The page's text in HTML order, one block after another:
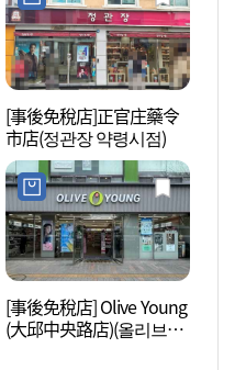
[事後免稅店]正官庄藥令
市店(정관장 약령시점)
[事後免稅店] Olive Young
(大邱中央路店)(올리브영